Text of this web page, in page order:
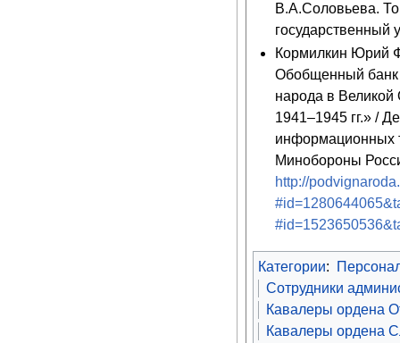
В.А.Соловьева.
государственный
Кормилкин Юрий
Обобщенный
народа в Великой
1941–1945 гг.» /
информационных
Минобороны
http://
Категории:
Сотрудники
Кавалеры ордена
Кавалеры ордена